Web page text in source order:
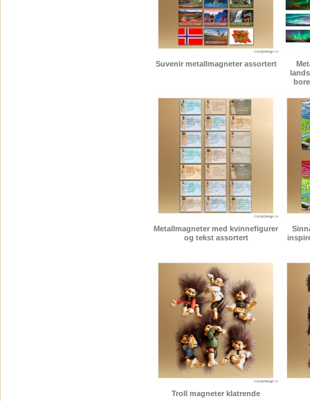
Suvenir metallmagneter assortert
Metallmagneter med kvinnefigurer
og tekst assortert
Troll magneter klatrende